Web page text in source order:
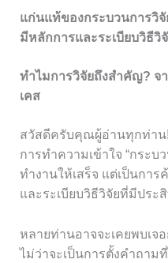
แก่นแท้ของกระบวนการวิ
มีหลักการและระเบียบวิธีวิ
ทำไมการวิจัยถึงสำคัญ? จ
เคส
สวัสดีครับคุณผู้อ่านทุกท่า
การทำความเข้าใจ “กระบ
ทำงานให้เสร็จ แต่เป็นกา
และระเบียบวิธีวิจัยที่มีประ
หลายท่านอาจจะเคยพบเจ
ไม่ว่าจะเป็นการตั้งคำถาม